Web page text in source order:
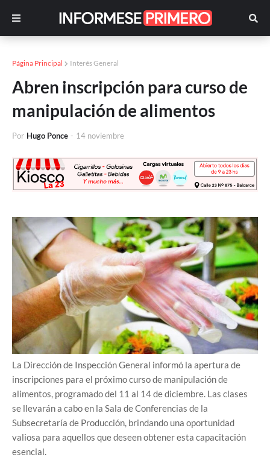
Página Principal Interés General
Abren inscripción para curso de
manipulación de alimentos
Por Hugo Ponce - 14 noviembre
La Dirección de Inspección General informó la apertura de
inscripciones para el próximo curso de manipulación de
alimentos, programado del 11 al 14 de diciembre. Las clases
se llevarán a cabo en la Sala de Conferencias de la
Subsecretaría de Producción, brindando una oportunidad
valiosa para aquellos que deseen obtener esta capacitación
esencial.